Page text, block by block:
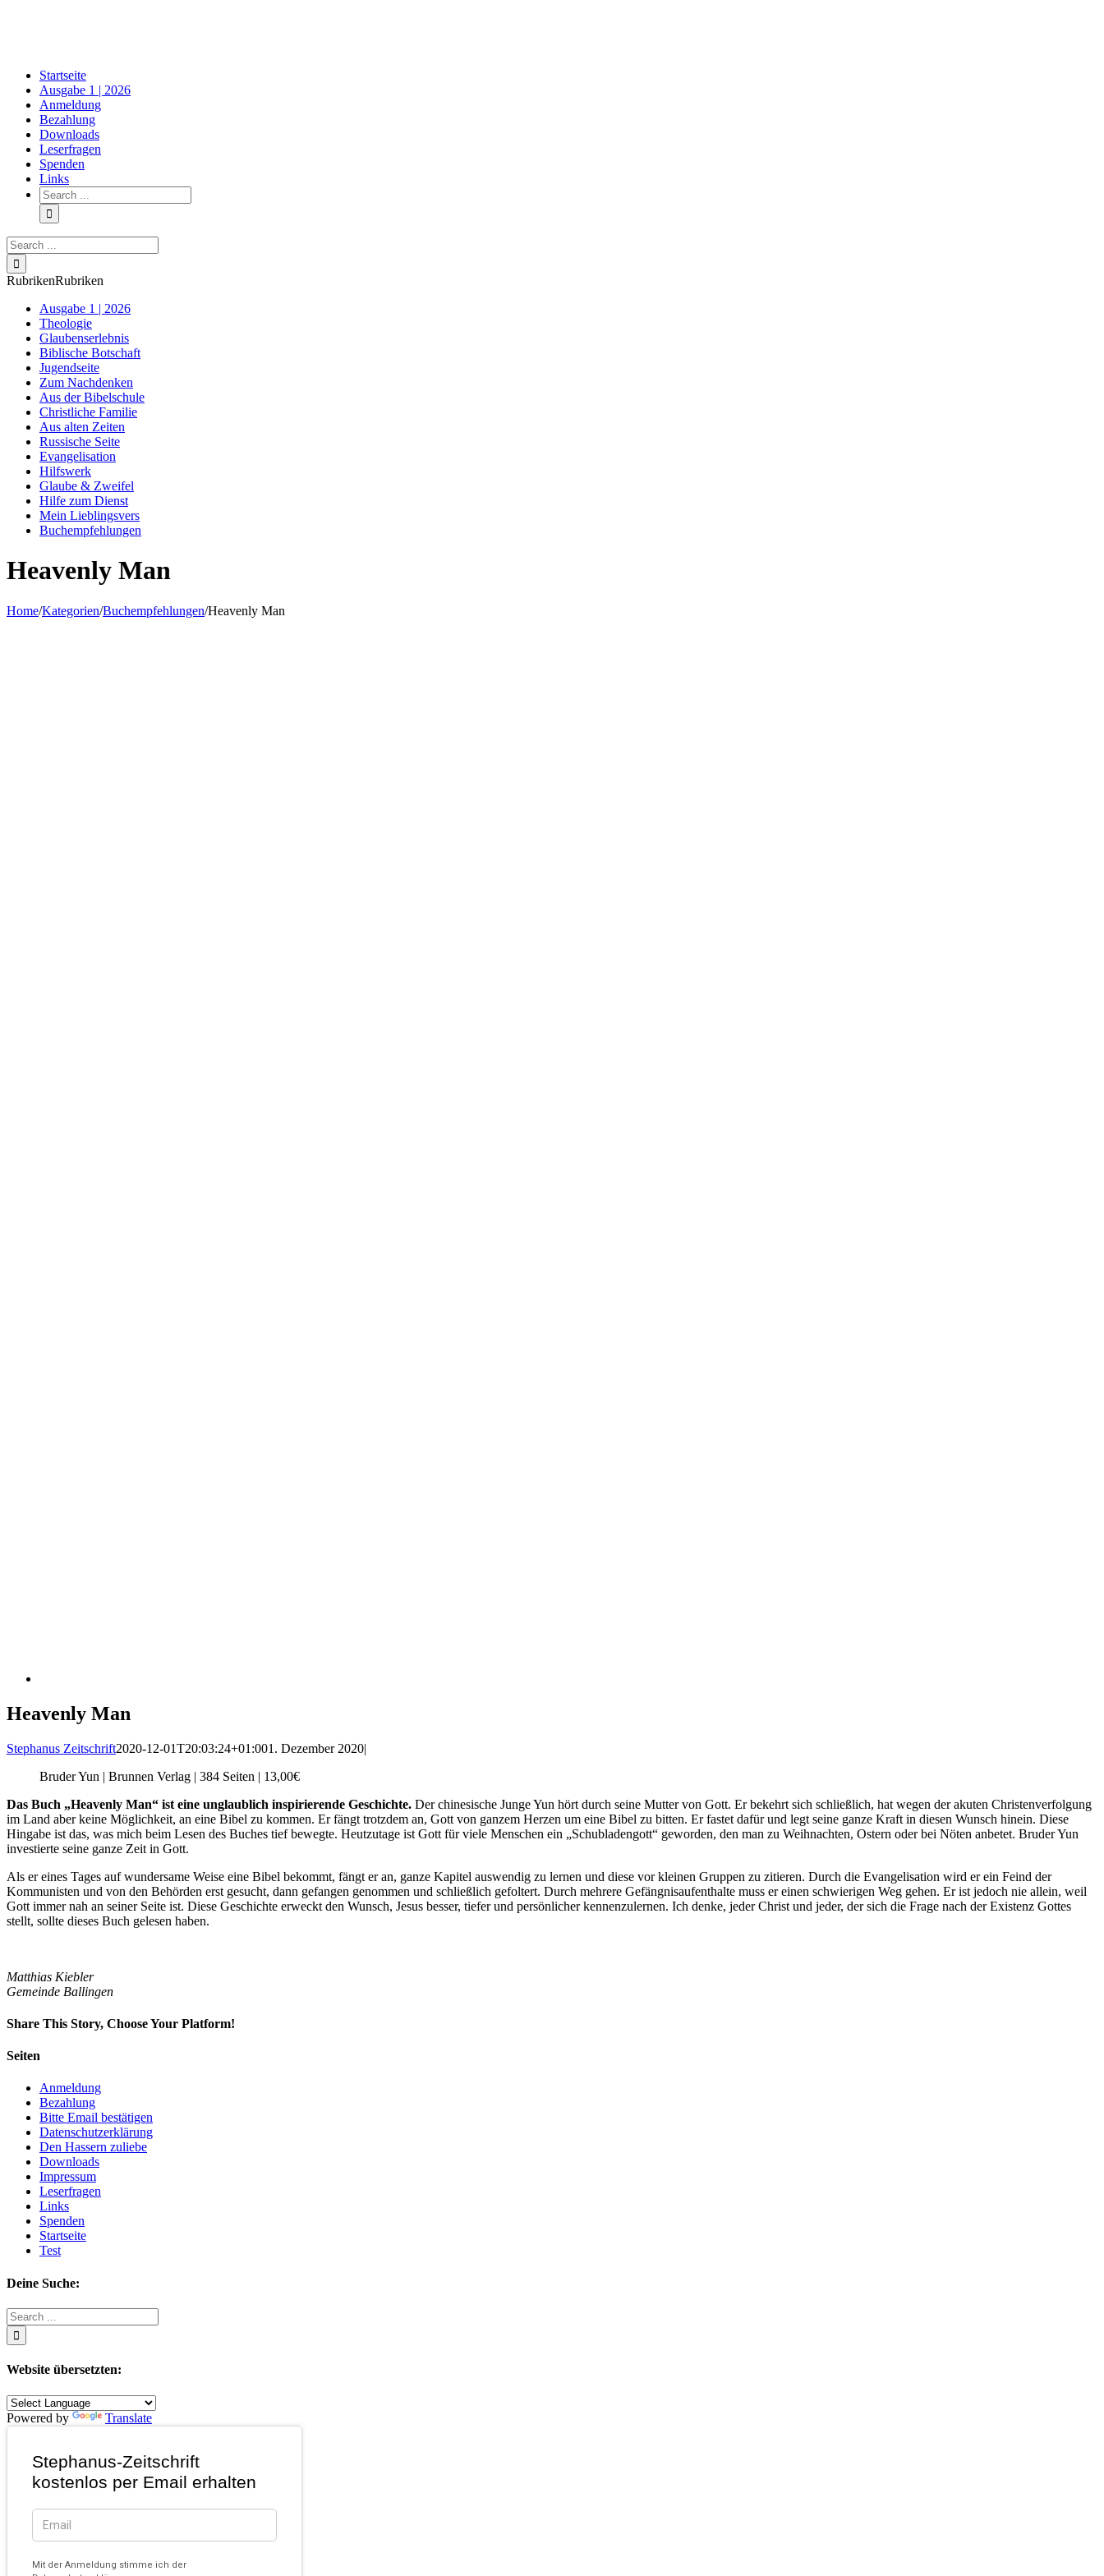
Startseite
Ausgabe 1 | 2026
Anmeldung
Bezahlung
Downloads
Leserfragen
Spenden
Links
Search
for:
Search
for:
RubrikenRubriken
Ausgabe 1 | 2026
Theologie
Glaubenserlebnis
Biblische Botschaft
Jugendseite
Zum Nachdenken
Aus der Bibelschule
Christliche Familie
Aus alten Zeiten
Russische Seite
Evangelisation
Hilfswerk
Glaube & Zweifel
Hilfe zum Dienst
Mein Lieblingsvers
Buchempfehlungen
Heavenly Man
Home/Kategorien/Buchempfehlungen/Heavenly Man
Heavenly Man
Stephanus Zeitschrift2020-12-01T20:03:24+01:001. Dezember 2020|
Bruder Yun | Brunnen Verlag | 384 Seiten | 13,00€
Das Buch „Heavenly Man“ ist eine unglaublich inspirierende Geschichte. Der chinesische Junge Yun hört durch seine Mutter von Gott. Er bekehrt sich schließlich, hat wegen der akuten Christenverfolgung
im Land aber keine Möglichkeit, an eine Bibel zu kommen. Er fängt trotzdem an, Gott von ganzem Herzen um eine Bibel zu bitten. Er fastet dafür und legt seine ganze Kraft in diesen Wunsch hinein. Diese
Hingabe ist das, was mich beim Lesen des Buches tief bewegte. Heutzutage ist Gott für viele Menschen ein „Schubladengott“ geworden, den man zu Weihnachten, Ostern oder bei Nöten anbetet. Bruder Yun
investierte seine ganze Zeit in Gott.
Als er eines Tages auf wundersame Weise eine Bibel bekommt, fängt er an, ganze Kapitel auswendig zu lernen und diese vor kleinen Gruppen zu zitieren. Durch die Evangelisation wird er ein Feind der
Kommunisten und von den Behörden erst gesucht, dann gefangen genommen und schließlich gefoltert. Durch mehrere Gefängnisaufenthalte muss er einen schwierigen Weg gehen. Er ist jedoch nie allein, weil
Gott immer nah an seiner Seite ist. Diese Geschichte erweckt den Wunsch, Jesus besser, tiefer und persönlicher kennenzulernen. Ich denke, jeder Christ und jeder, der sich die Frage nach der Existenz Gottes
stellt, sollte dieses Buch gelesen haben.
Matthias Kiebler
Gemeinde Ballingen
Share This Story, Choose Your Platform!
Facebook
Twitter
LinkedIn
Reddit
Whatsapp
Google+
Tumblr
Pinterest
Vk
Email
Seiten
Anmeldung
Bezahlung
Bitte Email bestätigen
Datenschutzerklärung
Den Hassern zuliebe
Downloads
Impressum
Leserfragen
Links
Spenden
Startseite
Test
Deine Suche:
Search
for:
Website übersetzten:
Powered by Translate